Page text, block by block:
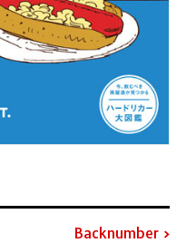
Backnumber